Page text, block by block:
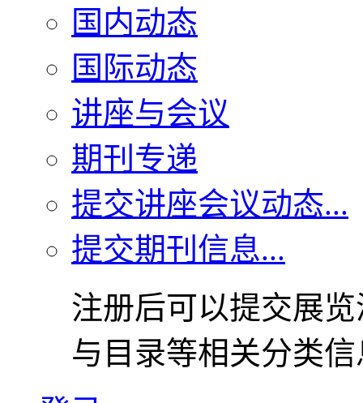
国内动态
国际动态
讲座与会议
期刊专递
提交讲座会议动态...
提交期刊信息...
注册后可以提交展
与目录等相关分类